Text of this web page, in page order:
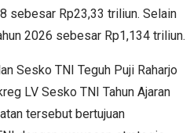
sebesar Rp23,33 triliun. Selain
2026 sebesar Rp1,134 triliun.
Sesko TNI Teguh Puji Raharjo
LV Sesko TNI Tahun Ajaran
tersebut bertujuan